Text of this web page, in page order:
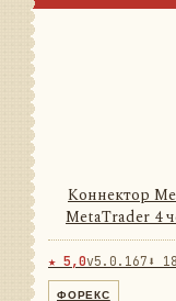
Коннектор
MetaTrader 4
терминалом
MQL-эксперт и
★ 5,0v5.0.167 ⬇
ФОРЕКС